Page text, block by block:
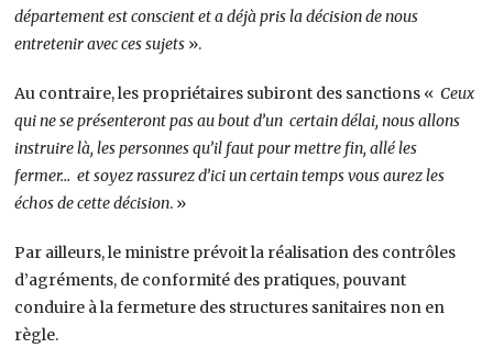
département est conscient et a déjà pris la décision de nous
entretenir avec ces sujets ».
Au contraire, les propriétaires subiront des sanctions «Ceux
qui ne se présenteront pas au bout d’un certain délai, nous allons
instruire là, les personnes qu’il faut pour mettre fin, allé les
fermer… et soyez rassurez d’ici un certain temps vous aurez les
échos de cette décision. »
Par ailleurs, le ministre prévoit la réalisation des contrôles
d’agréments, de conformité des pratiques, pouvant
conduire à la fermeture des structures sanitaires non en
règle.